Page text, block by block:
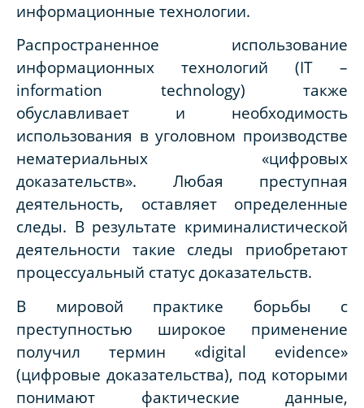
информационные технологии.
Распространенное использование
информационных технологий (IT –
information technology) также
обуславливает и необходимость
использования в уголовном производстве
нематериальных «цифровых
доказательств». Любая преступная
деятельность, оставляет определенные
следы. В результате криминалистической
деятельности такие следы приобретают
процессуальный статус доказательств.
В мировой практике борьбы с
преступностью широкое применение
получил термин «digital evidence»
(цифровые доказательства), под которыми
понимают фактические данные,